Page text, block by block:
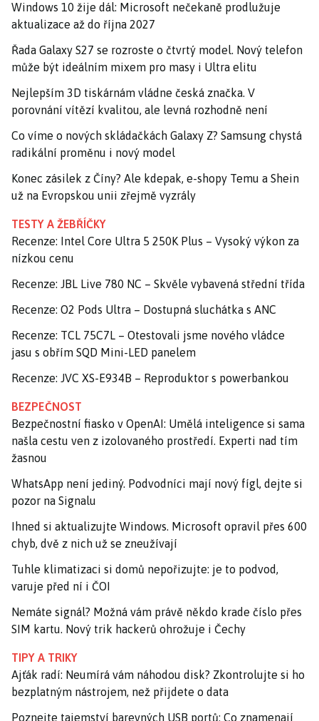
Windows 10 žije dál: Microsoft nečekaně prodlužuje
aktualizace až do října 2027
Řada Galaxy S27 se rozroste o čtvrtý model. Nový telefon
může být ideálním mixem pro masy i Ultra elitu
Nejlepším 3D tiskárnám vládne česká značka. V
porovnání vítězí kvalitou, ale levná rozhodně není
Co víme o nových skládačkách Galaxy Z? Samsung chystá
radikální proměnu i nový model
Konec zásilek z Číny? Ale kdepak, e-shopy Temu a Shein
už na Evropskou unii zřejmě vyzrály
TESTY A ŽEBŘÍČKY
Recenze: Intel Core Ultra 5 250K Plus – Vysoký výkon za
nízkou cenu
Recenze: JBL Live 780 NC – Skvěle vybavená střední třída
Recenze: O2 Pods Ultra – Dostupná sluchátka s ANC
Recenze: TCL 75C7L – Otestovali jsme nového vládce
jasu s obřím SQD Mini-LED panelem
Recenze: JVC XS-E934B – Reproduktor s powerbankou
BEZPEČNOST
Bezpečnostní fiasko v OpenAI: Umělá inteligence si sama
našla cestu ven z izolovaného prostředí. Experti nad tím
žasnou
WhatsApp není jediný. Podvodníci mají nový fígl, dejte si
pozor na Signalu
Ihned si aktualizujte Windows. Microsoft opravil přes 600
chyb, dvě z nich už se zneužívají
Tuhle klimatizaci si domů nepořizujte: je to podvod,
varuje před ní i ČOI
Nemáte signál? Možná vám právě někdo krade číslo přes
SIM kartu. Nový trik hackerů ohrožuje i Čechy
TIPY A TRIKY
Ajťák radí: Neumírá vám náhodou disk? Zkontrolujte si ho
bezplatným nástrojem, než přijdete o data
Poznejte tajemství barevných USB portů: Co znamenají